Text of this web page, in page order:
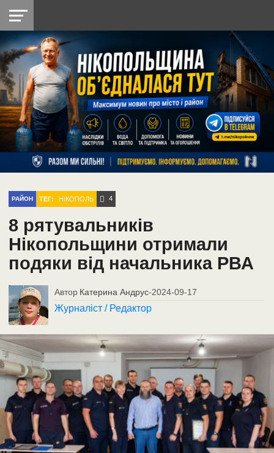
НІКОПОЛЬ
РАЙОН
СІЧЕСЛАВСЬКА
УКРАЇНА
РЕТРО
НІКОПОЛЬ
ЛАЙТ
УКРАЇНА
ДОПОМОГА
РАДІО
РАЙОН ТЕГ: НІКОПОЛЬ 4
8 рятувальників
Нікопольщини отримали
подяки від начальника РВА
Автор Катерина Андрус-2024-09-17
Журналіст / Редактор